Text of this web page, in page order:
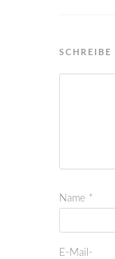
Name *
E-Mail-